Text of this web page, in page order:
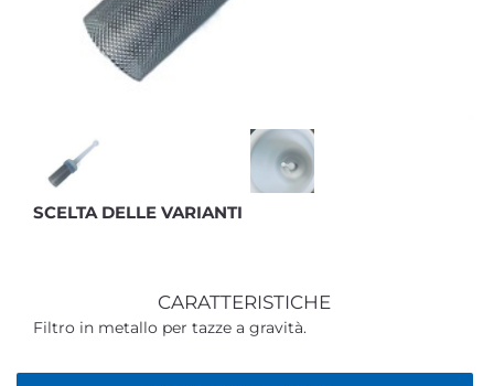
SCELTA DELLE VARIANTI
CARATTERISTICHE
Filtro in metallo per tazze a gravità.